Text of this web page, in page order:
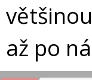
až po